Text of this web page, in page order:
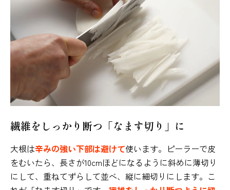
繊維をしっかり断つ「なます切り」に
大根は辛みの強い下部は避けて使います。ピーラーで皮
をむいたら、長さが10cmほどになるように斜めに薄切り
にして、重ねてずらして並べ、縦に細切りにします。こ